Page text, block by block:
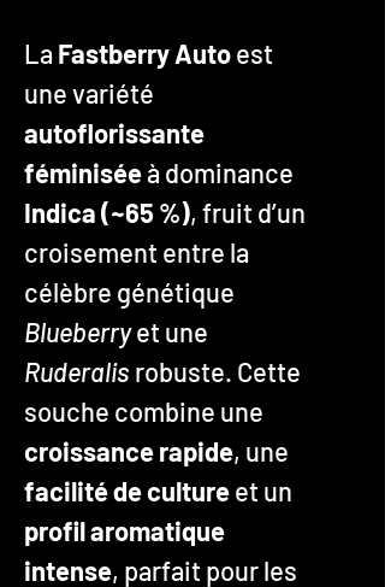
La Fastberry Autoest
une variété
autoflorissante
féminiséeà dominance
Indica (~65 %), fruit d’un
croisement entre la
célèbre génétique
Blueberryet une
Ruderalis robuste. Cette
souche combine une
croissance rapide, une
facilité de cultureet un
profil aromatique
intense, parfait pour les